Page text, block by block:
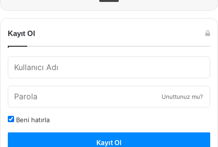
Kayıt Ol
Unuttunuz mu?
Beni hatırla
Kayıt Ol